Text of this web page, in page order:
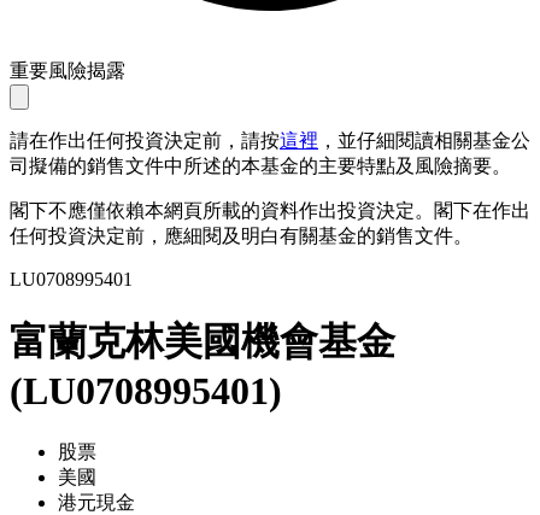
重要風險揭露
請在作出任何投資決定前，請按這裡 ，並仔細閱讀相關基金公
司擬備的銷售文件中所述的本基金的主要特點及風險摘要。
閣下不應僅依賴本網頁所載的資料作出投資決定。閣下在作出
任何投資決定前，應細閱及明白有關基金的銷售文件。
LU0708995401
富蘭克林美國機會基金
(LU0708995401)
股票
美國
港元現金